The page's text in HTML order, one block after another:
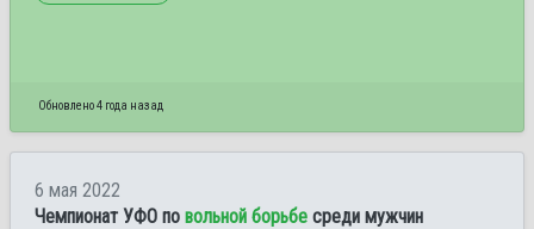
Обновлено 4 года назад
6 мая 2022
Чемпионат УФО по вольной борьбе среди мужчин